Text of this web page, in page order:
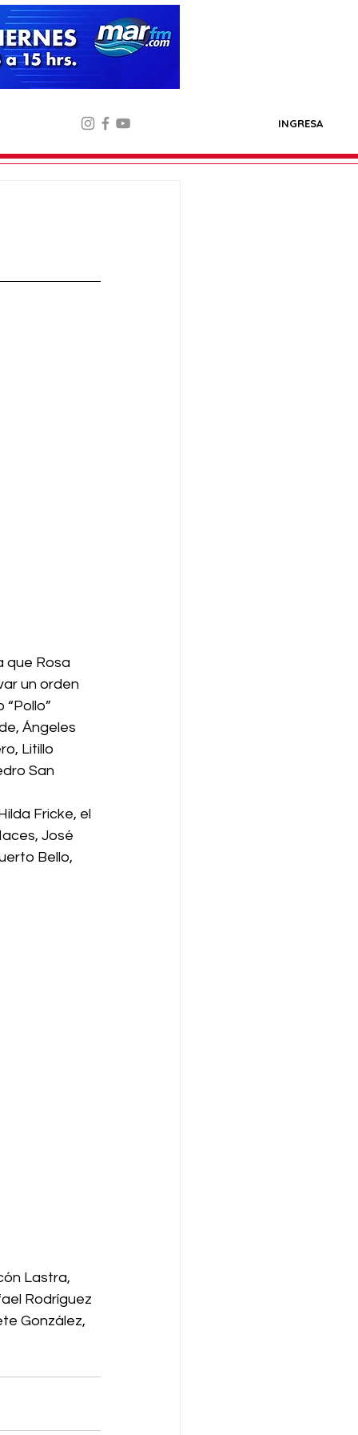
INGRESA
que Rosa
un orden
Ángeles
Litillo
San
Fricke, el
José
Bello,
Lastra,
Rodríguez
González,